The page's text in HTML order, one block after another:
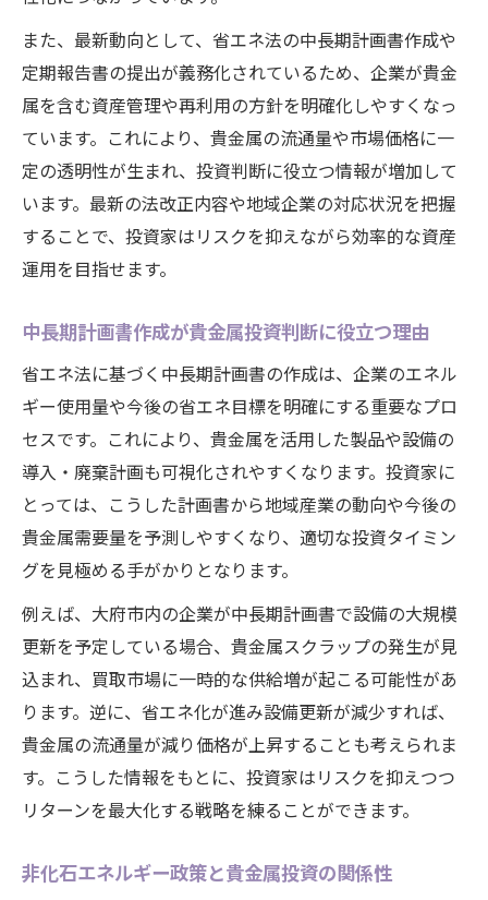
また、最新動向として、省エネ法の中長期計画書作成や
定期報告書の提出が義務化されているため、企業が貴金
属を含む資産管理や再利用の方針を明確化しやすくなっ
ています。これにより、貴金属の流通量や市場価格に一
定の透明性が生まれ、投資判断に役立つ情報が増加して
います。最新の法改正内容や地域企業の対応状況を把握
することで、投資家はリスクを抑えながら効率的な資産
運用を目指せます。
中長期計画書作成が貴金属投資判断に役立つ理由
省エネ法に基づく中長期計画書の作成は、企業のエネル
ギー使用量や今後の省エネ目標を明確にする重要なプロ
セスです。これにより、貴金属を活用した製品や設備の
導入・廃棄計画も可視化されやすくなります。投資家に
とっては、こうした計画書から地域産業の動向や今後の
貴金属需要量を予測しやすくなり、適切な投資タイミン
グを見極める手がかりとなります。
例えば、大府市内の企業が中長期計画書で設備の大規模
更新を予定している場合、貴金属スクラップの発生が見
込まれ、買取市場に一時的な供給増が起こる可能性があ
ります。逆に、省エネ化が進み設備更新が減少すれば、
貴金属の流通量が減り価格が上昇することも考えられま
す。こうした情報をもとに、投資家はリスクを抑えつつ
リターンを最大化する戦略を練ることができます。
非化石エネルギー政策と貴金属投資の関係性